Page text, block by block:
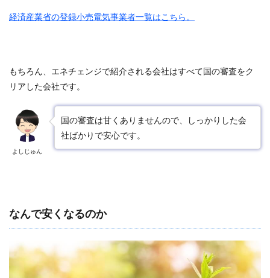
経済産業省の登録小売電気事業者一覧はこちら。
もちろん、エネチェンジで紹介される会社はすべて国の審査をク
リアした会社です。
よしじゅん
国の審査は甘くありませんので、しっかりした会
社ばかりで安心です。
なんで安くなるのか